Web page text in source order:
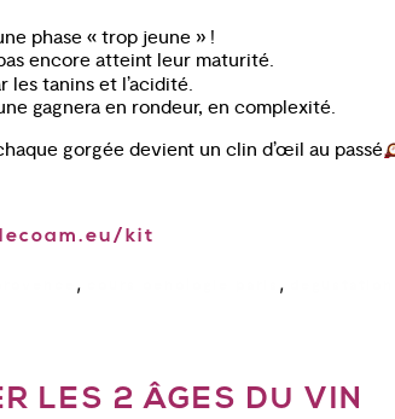
phase « trop jeune » !
encore atteint leur maturité.
les tanins et l’acidité.
gagnera en rondeur, en complexité.
gorgée devient un clin d’œil au passé
kit
, ,
LES 2 ÂGES DU VIN